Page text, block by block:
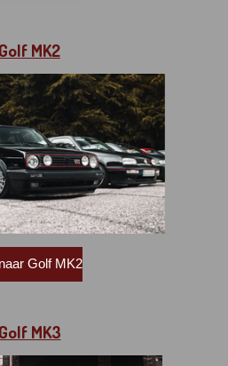
Golf MK2
Golf MK2
Golf MK3